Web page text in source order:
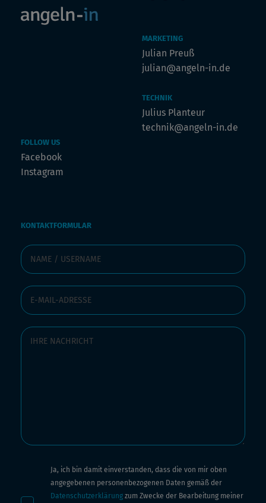
MARKETING
Julian Preuß
julian@angeln-in.de
TECHNIK
Julius Planteur
technik@angeln-in.de
FOLLOW US
Facebook
Instagram
KONTAKTFORMULAR
Ja, ich bin damit einverstanden, dass die von mir oben
angegebenen personenbezogenen Daten gemäß der
Datenschutzerklärung zum Zwecke der Bearbeitung meiner